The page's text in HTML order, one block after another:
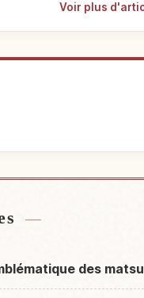
Voir plus
des